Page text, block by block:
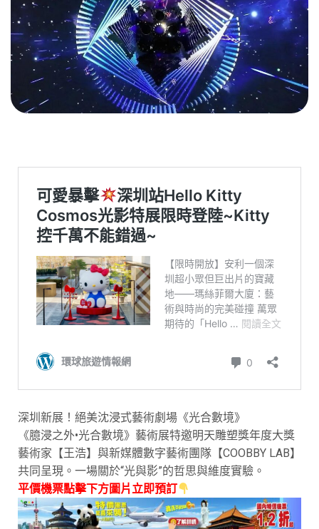
深圳新展！絕美沈浸式藝術劇場《光合數境》
《臆浸之外•光合數境》藝術展特邀明天雕塑獎年度大獎
藝術家【王浩】與新媒體數字藝術團隊【COOBBY LAB】
共同呈現。一場關於“光與影”的哲思與維度實驗。
平價機票點擊下方圖片立即預訂